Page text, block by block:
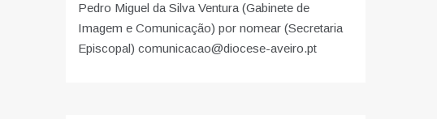
Pedro Miguel da Silva Ventura (Gabinete de
Imagem e Comunicação) por nomear (Secretaria
Episcopal) comunicacao@diocese-aveiro.pt